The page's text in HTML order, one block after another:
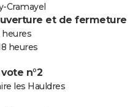
Cramayel
et de fermeture
heures
heures
n°2
les Hauldres